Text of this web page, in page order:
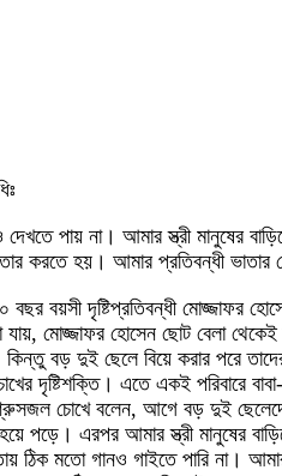
পায় না। আমার স্ত্রী মানুষের
করতে হয়। আমার প্রতিবন্ধী ভাতার
বয়সী দৃষ্টিপ্রতিবন্ধী মোজ্জাফর
যায়, মোজ্জাফর হোসেন ছোট বেলা
কিন্তু বড় দুই ছেলে বিয়ে করার পরে
দৃষ্টিশক্তি। এতে একই পরিবারে
চোখে বলেন, আগে বড় দুই
হয়ে পড়ে। এরপর আমার স্ত্রী মানুষের
মতো গানও গাইতে পারি না।